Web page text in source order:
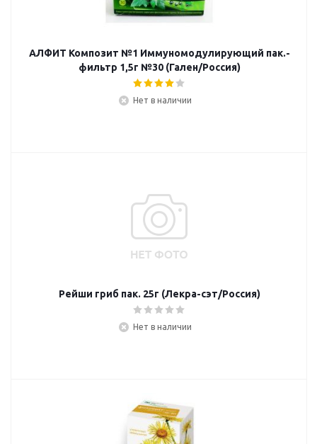
АЛФИТ Композит №1 Иммуномодулирующий пак.-
фильтр 1,5г №30 (Гален/Россия)
Нет в наличии
Рейши гриб пак. 25г (Лекра-сэт/Россия)
Нет в наличии